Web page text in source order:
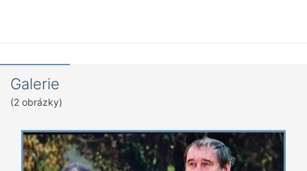
Galerie
(2 obrázky)